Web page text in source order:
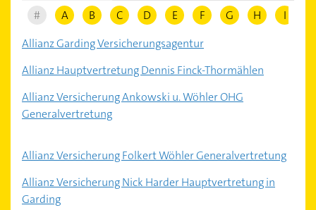
# A B C D E F G H I
Allianz Garding Versicherungsagentur
Allianz Hauptvertretung Dennis Finck-Thormählen
Allianz Versicherung Ankowski u. Wöhler OHG
Generalvertretung
Allianz Versicherung Folkert Wöhler Generalvertretung
Allianz Versicherung Nick Harder Hauptvertretung in
Garding